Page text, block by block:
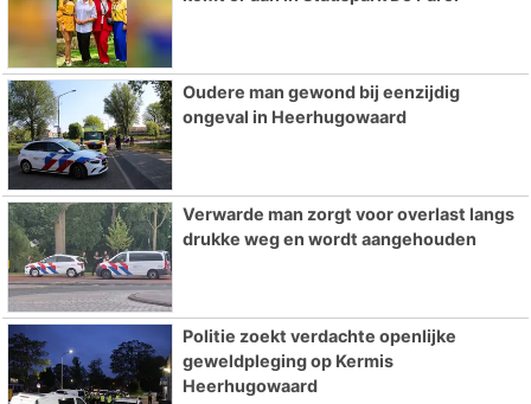
Oudere man gewond bij eenzijdig
ongeval in Heerhugowaard
Verwarde man zorgt voor overlast langs
drukke weg en wordt aangehouden
Politie zoekt verdachte openlijke
geweldpleging op Kermis
Heerhugowaard